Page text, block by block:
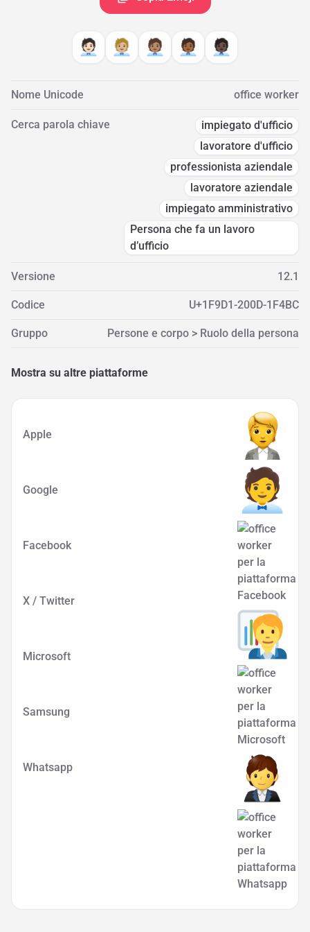
🧑🏻‍💼 🧑🏼‍💼 🧑🏽‍💼 🧑🏾‍💼 🧑🏿‍💼
Nome Unicode office worker
Cerca parola chiave
impiegato d'ufficio
lavoratore d'ufficio
professionista aziendale
lavoratore aziendale
impiegato amministrativo
Persona che fa un lavoro
d’ufficio
Versione 12.1
Codice U+1F9D1-200D-1F4BC
Gruppo Persone e corpo > Ruolo della persona
Mostra su altre piattaforme
Apple
Google
Facebook
X / Twitter
Microsoft
Samsung
Whatsapp